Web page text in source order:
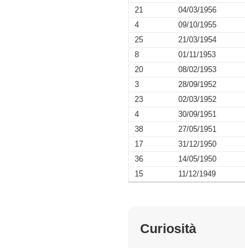
21
04/03/1956
4
09/10/1955
25
21/03/1954
8
01/11/1953
20
08/02/1953
3
28/09/1952
23
02/03/1952
4
30/09/1951
38
27/05/1951
17
31/12/1950
36
14/05/1950
15
11/12/1949
Curiosità